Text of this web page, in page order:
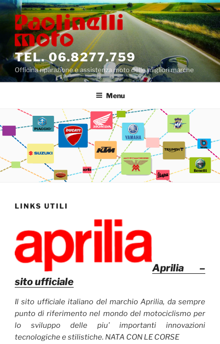
Salta
al
contenuto
TEL. 06.8277.759
Officina riparazione e assistenza moto delle migliori marche
Menu
LINKS UTILI
Aprilia –
sito ufficiale
Il sito ufficiale italiano del marchio Aprilia, da sempre
punto di riferimento nel mondo del motociclismo per
lo sviluppo delle piu’ importanti innovazioni
tecnologiche e stilistiche. NATA CON LE CORSE